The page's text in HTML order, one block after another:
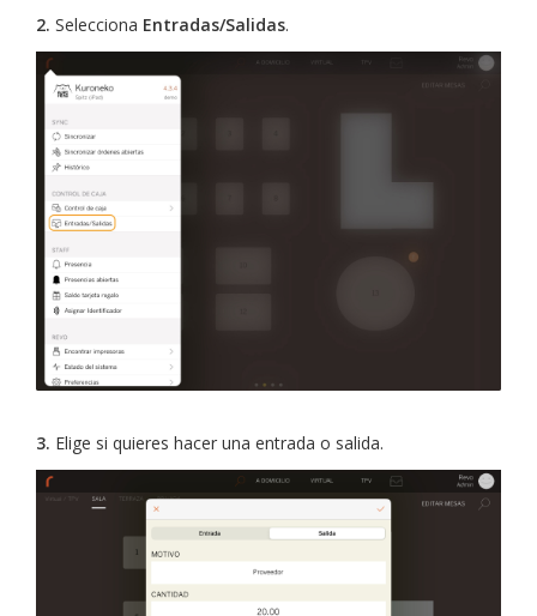
2. Selecciona Entradas/Salidas.
3. Elige si quieres hacer una entrada o salida.